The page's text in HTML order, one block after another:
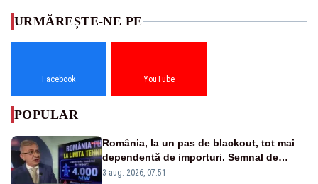
URMĂREȘTE-NE PE
Facebook YouTube
POPULAR
România, la un pas de blackout, tot mai
dependentă de importuri. Semnal de
alarmă tras de un expert în energie
3 aug. 2026, 07:51